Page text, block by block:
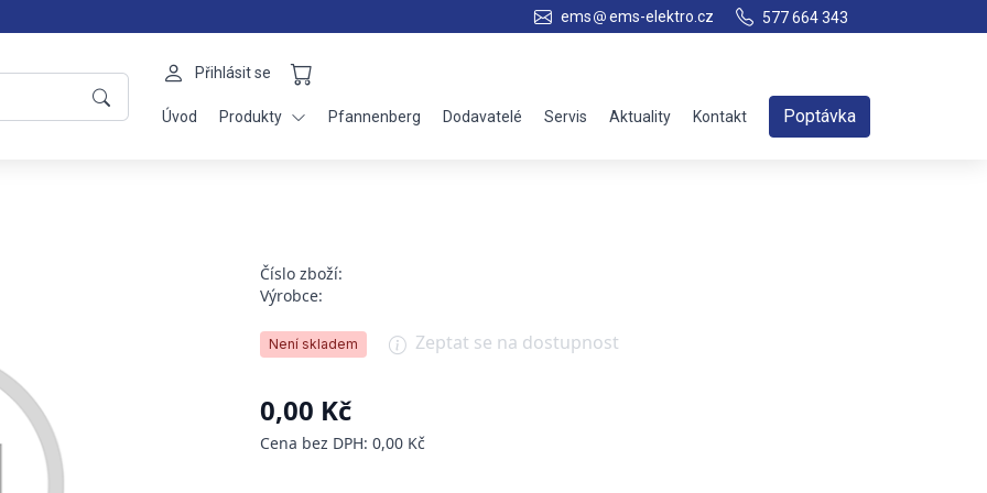
ems ems-elektro.cz 577 664 343
Přihlásit se
Úvod Produkty Pfannenberg Dodavatelé Servis Aktuality Kontakt Poptávka
Číslo zboží:
Výrobce:
Není skladem Zeptat se na dostupnost
0,00 Kč
Cena bez DPH: 0,00 Kč